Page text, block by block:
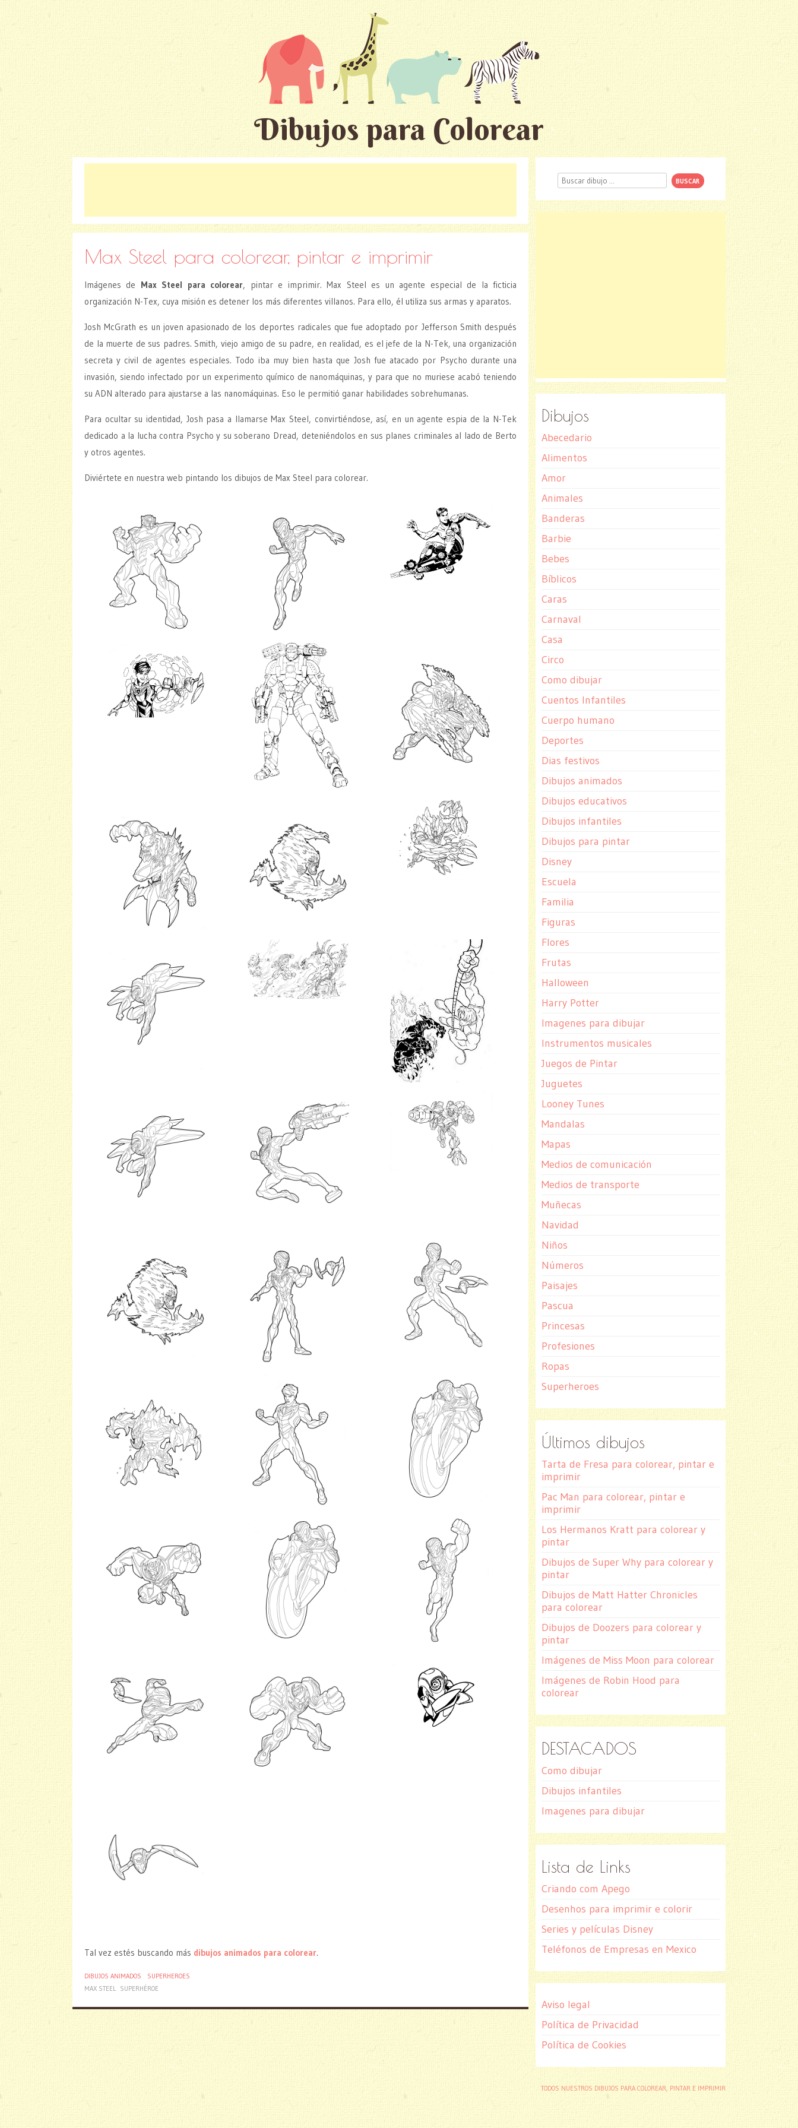
Dibujos para Colorear
Max Steel para colorear, pintar e imprimir
Imágenes de Max Steel para colorear, pintar e imprimir. Max Steel es un agente especial de la ficticia
organización N-Tex, cuya misión es detener los más diferentes villanos. Para ello, él utiliza sus armas y aparatos.
Josh McGrath es un joven apasionado de los deportes radicales que fue adoptado por Jefferson Smith después
de la muerte de sus padres. Smith, viejo amigo de su padre, en realidad, es el jefe de la N-Tek, una organización
secreta y civil de agentes especiales. Todo iba muy bien hasta que Josh fue atacado por Psycho durante una
invasión, siendo infectado por un experimento químico de nanomáquinas, y para que no muriese acabó teniendo
su ADN alterado para ajustarse a las nanomáquinas. Eso le permitió ganar habilidades sobrehumanas.
Para ocultar su identidad, Josh pasa a llamarse Max Steel, convirtiéndose, así, en un agente espia de la N-Tek
dedicado a la lucha contra Psycho y su soberano Dread, deteniéndolos en sus planes criminales al lado de Berto
y otros agentes.
Diviértete en nuestra web pintando los dibujos de Max Steel para colorear.
Tal vez estés buscando más dibujos animados para colorear.
DIBUJOS ANIMADOS
SUPERHEROES
MAX STEEL SUPERHÉROE
Buscar
Dibujos
Abecedario
Alimentos
Amor
Animales
Banderas
Barbie
Bebes
Bíblicos
Caras
Carnaval
Casa
Circo
Como dibujar
Cuentos Infantiles
Cuerpo humano
Deportes
Dias festivos
Dibujos animados
Dibujos educativos
Dibujos infantiles
Dibujos para pintar
Disney
Escuela
Familia
Figuras
Flores
Frutas
Halloween
Harry Potter
Imagenes para dibujar
Instrumentos musicales
Juegos de Pintar
Juguetes
Looney Tunes
Mandalas
Mapas
Medios de comunicación
Medios de transporte
Muñecas
Navidad
Niños
Números
Paisajes
Pascua
Princesas
Profesiones
Ropas
Superheroes
Últimos dibujos
Tarta de Fresa para colorear, pintar e
imprimir
Pac Man para colorear, pintar e
imprimir
Los Hermanos Kratt para colorear y
pintar
Dibujos de Super Why para colorear y
pintar
Dibujos de Matt Hatter Chronicles
para colorear
Dibujos de Doozers para colorear y
pintar
Imágenes de Miss Moon para colorear
Imágenes de Robin Hood para
colorear
DESTACADOS
Como dibujar
Dibujos infantiles
Imagenes para dibujar
Lista de Links
Criando com Apego
Desenhos para imprimir e colorir
Series y películas Disney
Teléfonos de Empresas en Mexico
Aviso legal
Política de Privacidad
Política de Cookies
TODOS NUESTROS DIBUJOS PARA COLOREAR, PINTAR E IMPRIMIR